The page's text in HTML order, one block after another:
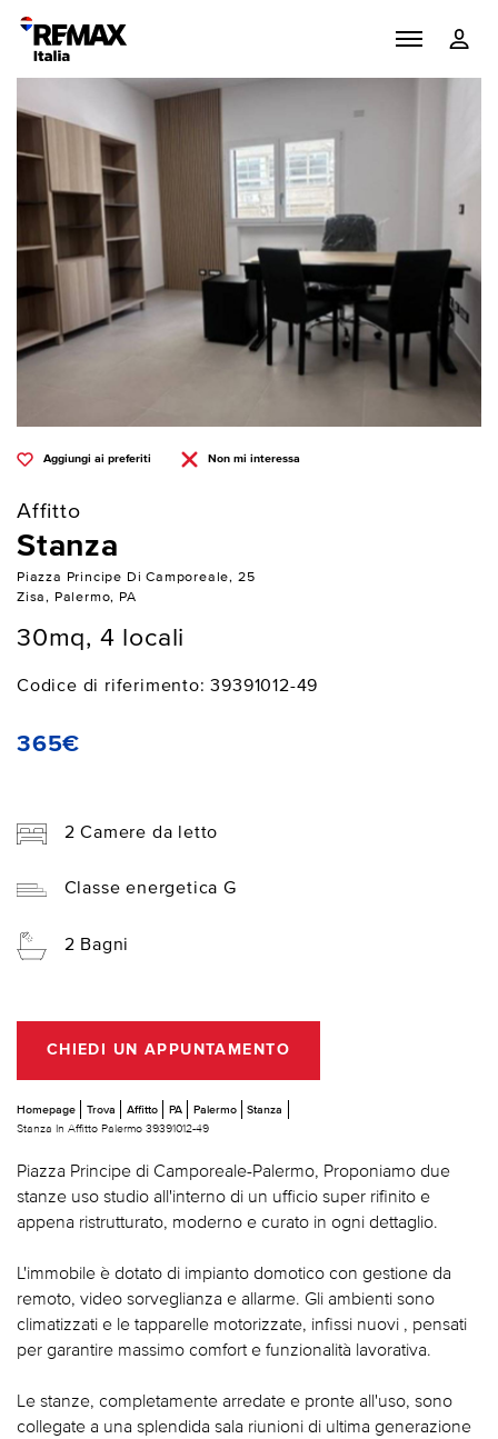
Aggiungi ai preferiti Non mi interessa
Affitto
Stanza
Piazza Principe Di Camporeale, 25
Zisa, Palermo, PA
30mq, 4 locali
Codice di riferimento: 39391012-49
365€
2 Camere da letto
Classe energetica G
2 Bagni
CHIEDI UN APPUNTAMENTO
Homepage Trova Affitto PA Palermo
Stanza
Stanza In Affitto Palermo 39391012-49
Piazza Principe di Camporeale-Palermo, Proponiamo due
stanze uso studio all'interno di un ufficio super rifinito e
appena ristrutturato, moderno e curato in ogni dettaglio.
L'immobile è dotato di impianto domotico con gestione da
remoto, video sorveglianza e allarme. Gli ambienti sono
climatizzati e le tapparelle motorizzate, infissi nuovi , pensati
per garantire massimo comfort e funzionalità lavorativa.
Le stanze, completamente arredate e pronte all'uso, sono
collegate a una splendida sala riunioni di ultima generazione